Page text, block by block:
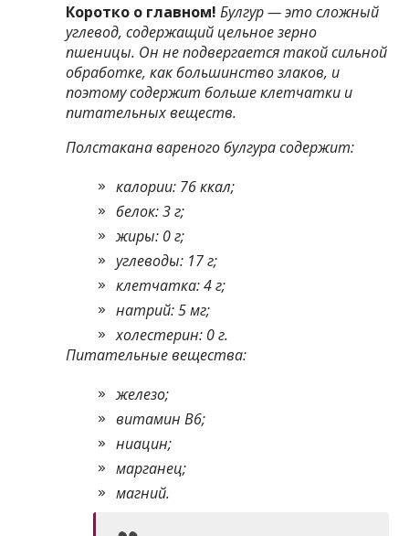
Коротко о главном! Булгур — это сложный
углевод, содержащий цельное зерно
пшеницы. Он не подвергается такой сильной
обработке, как большинство злаков, и
поэтому содержит больше клетчатки и
питательных веществ.
Полстакана вареного булгура содержит:
калории: 76 ккал;
белок: 3 г;
жиры: 0 г;
углеводы: 17 г;
клетчатка: 4 г;
натрий: 5 мг;
холестерин: 0 г.
Питательные вещества:
железо;
витамин B6;
ниацин;
марганец;
магний.